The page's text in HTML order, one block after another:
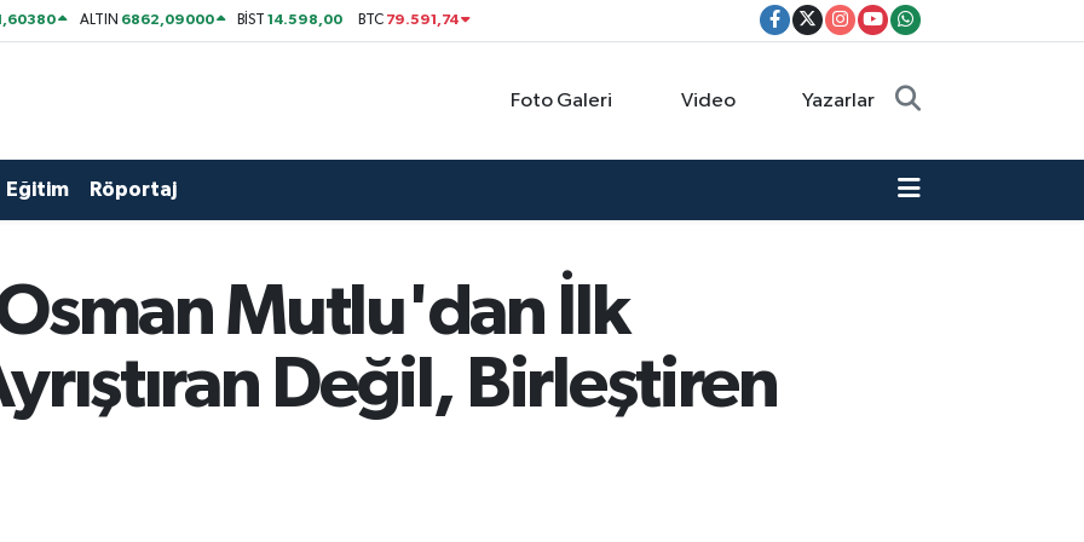
ALTIN 6862,09000 BİST14.598,00 BTC 79.591,74
Foto Galeri Video Yazarlar
Eğitim Röportaj
Mutlu'dan İlk
Değil, Birleştiren